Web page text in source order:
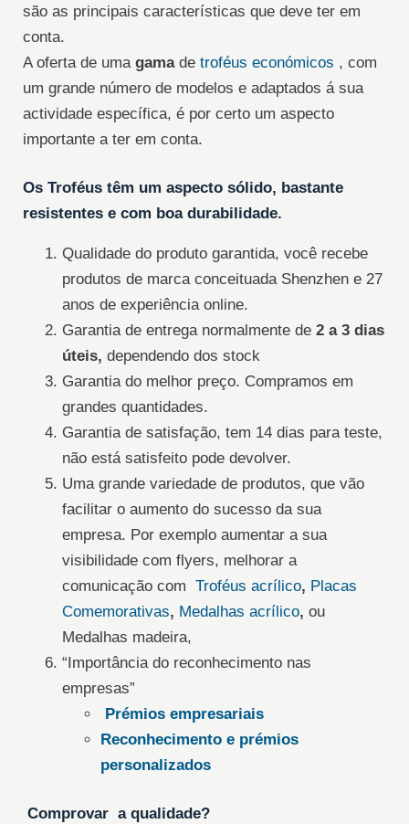
são as principais características que deve ter em
conta.
A oferta de uma gama de troféus económicos , com
um grande número de modelos e adaptados á sua
actividade específica, é por certo um aspecto
importante a ter em conta.
Os Troféus têm um aspecto sólido, bastante
resistentes e com boa durabilidade.
Qualidade do produto garantida, você recebe
produtos de marca conceituada Shenzhen e 27
anos de experiência online.
Garantia de entrega normalmente de 2 a 3 dias
úteis, dependendo dos stock
Garantia do melhor preço. Compramos em
grandes quantidades.
Garantia de satisfação, tem 14 dias para teste,
não está satisfeito pode devolver.
Uma grande variedade de produtos, que vão
facilitar o aumento do sucesso da sua
empresa. Por exemplo aumentar a sua
visibilidade com flyers, melhorar a
comunicação com Troféus acrílico, Placas
Comemorativas, Medalhas acrílico, ou
Medalhas madeira,
“Importância do reconhecimento nas
empresas”
Prémios empresariais
Reconhecimento e prémios
personalizados
Comprovar a qualidade?